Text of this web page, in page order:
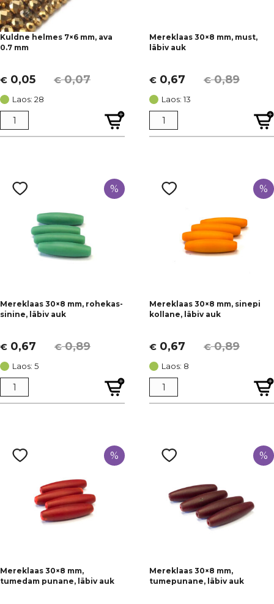
Kuldne helmes 7×6 mm, ava
0.7 mm
€0,07
Algne
hind
oli:
€ 0,07.
€ 0,05
Current
price
is:
€ 0,05.
Laos: 28
Mereklaas 30×8 mm, must,
läbiv auk
€0,89
Algne
hind
oli:
€ 0,89.
€ 0,67
Current
price
is:
€ 0,67.
Laos: 13
%
Mereklaas 30×8 mm, rohekas-
sinine, läbiv auk
€0,89
Algne
hind
oli:
€ 0,89.
€ 0,67
Current
price
is:
€ 0,67.
Laos: 5
%
Mereklaas 30×8 mm, sinepi
kollane, läbiv auk
€0,89
Algne
hind
oli:
€ 0,89.
€ 0,67
Current
price
is:
€ 0,67.
Laos: 8
%
Mereklaas 30×8 mm,
tumedam punane, läbiv auk
%
Mereklaas 30×8 mm,
tumepunane, läbiv auk